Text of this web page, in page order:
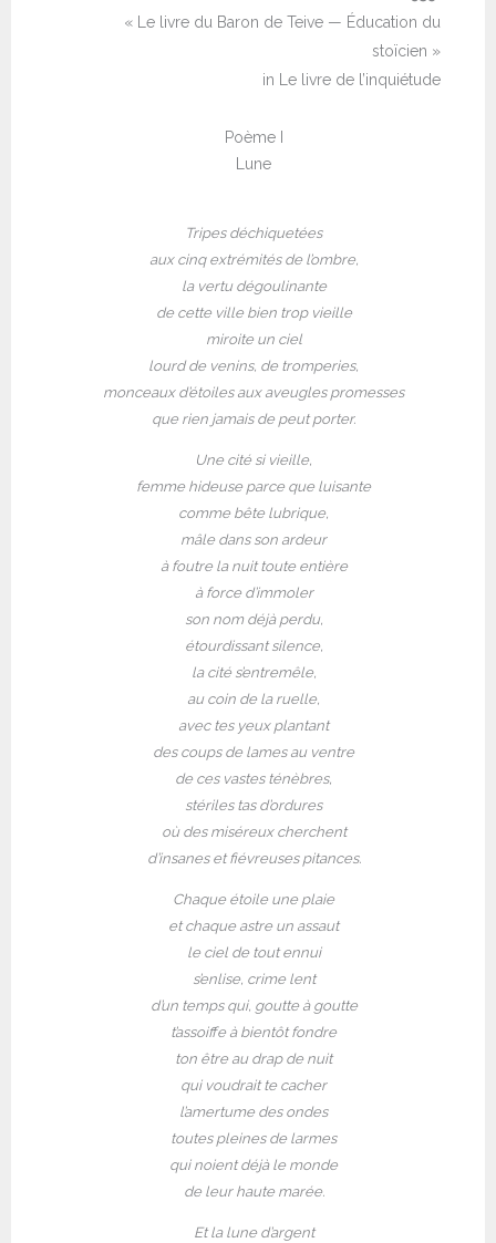
« Le livre du Baron de Teive — Éducation du
stoïcien »
in Le livre de l’inquiétude
Poème I
Lune
Tripes déchiquetées
aux cinq extrémités de l’ombre,
la vertu dégoulinante
de cette ville bien trop vieille
miroite un ciel
lourd de venins, de tromperies,
monceaux d’étoiles aux aveugles promesses
que rien jamais de peut porter.
Une cité si vieille,
femme hideuse parce que luisante
comme bête lubrique,
mâle dans son ardeur
à foutre la nuit toute entière
à force d’immoler
son nom déjà perdu,
étourdissant silence,
la cité s’entremêle,
au coin de la ruelle,
avec tes yeux plantant
des coups de lames au ventre
de ces vastes ténèbres,
stériles tas d’ordures
où des miséreux cherchent
d’insanes et fiévreuses pitances.
Chaque étoile une plaie
et chaque astre un assaut
le ciel de tout ennui
s’enlise, crime lent
d’un temps qui, goutte à goutte
t’assoiffe à bientôt fondre
ton être au drap de nuit
qui voudrait te cacher
l’amertume des ondes
toutes pleines de larmes
qui noient déjà le monde
de leur haute marée.
Et la lune d’argent